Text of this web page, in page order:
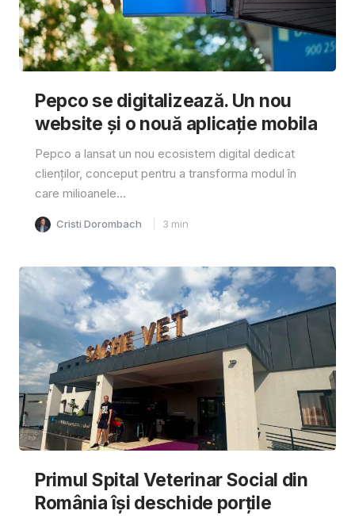
Pepco se digitalizează. Un nou
website și o nouă aplicație mobila
Pepco a lansat un nou ecosistem digital dedicat
clienților, conceput pentru a transforma modul în
care milioanele...
Cristi Dorombach 3 min
Primul Spital Veterinar Social din
România își deschide porțile